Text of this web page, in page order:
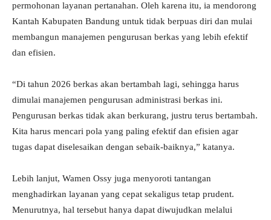
permohonan layanan pertanahan. Oleh karena itu, ia mendorong
Kantah Kabupaten Bandung untuk tidak berpuas diri dan mulai
membangun manajemen pengurusan berkas yang lebih efektif
dan efisien.
“Di tahun 2026 berkas akan bertambah lagi, sehingga harus
dimulai manajemen pengurusan administrasi berkas ini.
Pengurusan berkas tidak akan berkurang, justru terus bertambah.
Kita harus mencari pola yang paling efektif dan efisien agar
tugas dapat diselesaikan dengan sebaik-baiknya,” katanya.
Lebih lanjut, Wamen Ossy juga menyoroti tantangan
menghadirkan layanan yang cepat sekaligus tetap prudent.
Menurutnya, hal tersebut hanya dapat diwujudkan melalui